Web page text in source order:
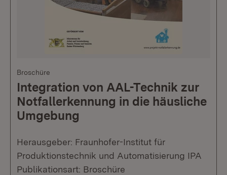
Broschüre
Integration von AAL-Technik zur
Notfallerkennung in die häusliche
Umgebung
Herausgeber: Fraunhofer-Institut für
Produktionstechnik und Automatisierung IPA
Publikationsart: Broschüre